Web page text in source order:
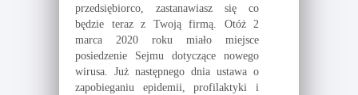
przedsiębiorco, zastanawiasz się co
będzie teraz z Twoją firmą. Otóż 2
marca 2020 roku miało miejsce
posiedzenie Sejmu dotyczące nowego
wirusa. Już następnego dnia ustawa o
zapobieganiu epidemii, profilaktyki i